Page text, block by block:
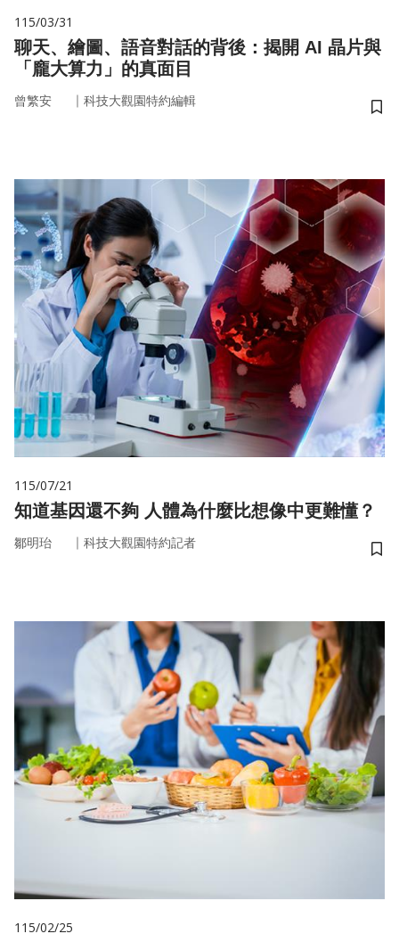
115/03/31
聊天、繪圖、語音對話的背後：揭開 AI 晶片與
「龐大算力」的真面目
曾繁安 ｜ 科技大觀園特約編輯
儲
115/07/21
知道基因還不夠 人體為什麼比想像中更難懂？
鄒明珆 ｜ 科技大觀園特約記者
儲
115/02/25